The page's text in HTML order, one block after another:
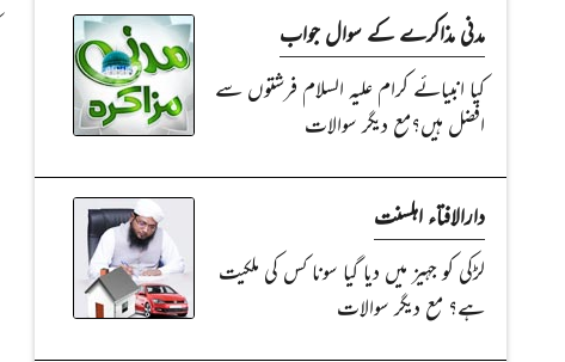
مدنی مذاکرے کے سوال جواب
کیا انبیائے کرام علیہ السلام فرشتوں سے
افضل ہیں؟مع دیگر سوالات
دارالافتاء اہلسنت
لڑکی کو جہیز میں دیا گیا سونا کس کی ملکیت
ہے؟ مع دیگر سوالات